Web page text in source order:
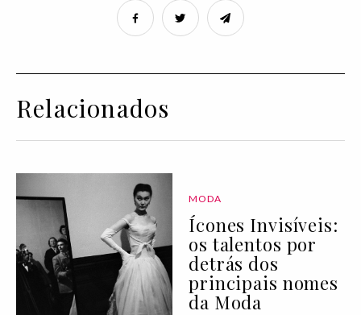
Relacionados
MODA
Ícones Invisíveis:
os talentos por
detrás dos
principais nomes
da Moda